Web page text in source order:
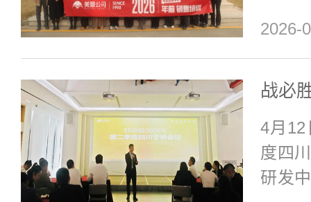
组织
次培
省及
师团
兼具
之旅。
2026-
4月12
度四
研发